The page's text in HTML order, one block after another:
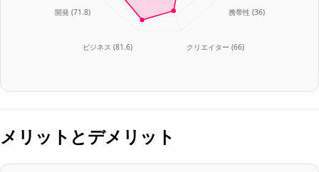
携帯性(36)
クリエイター (66)
ビジネス (81.6)
開発 (71.8)
メリットとデメリット